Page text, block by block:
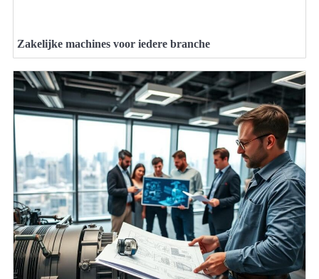
Zakelijke machines voor iedere branche